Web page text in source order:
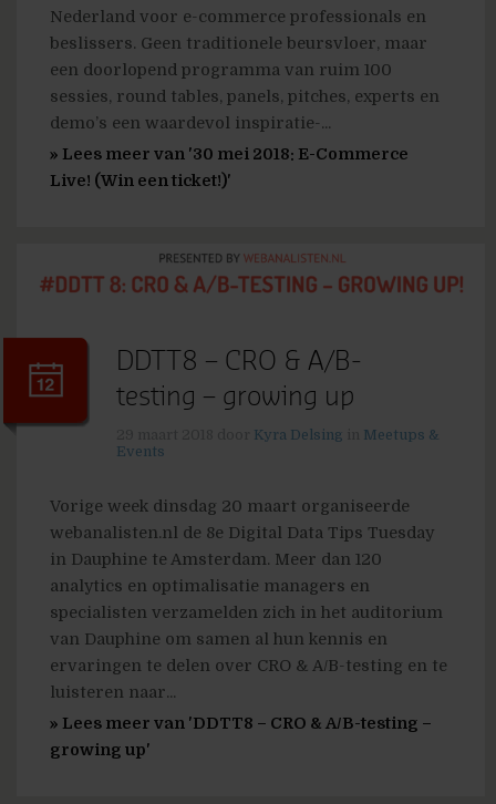
Nederland voor e-commerce professionals en
beslissers. Geen traditionele beursvloer, maar
een doorlopend programma van ruim 100
sessies, round tables, panels, pitches, experts en
demo’s een waardevol inspiratie-...
» Lees meer van '30 mei 2018: E-Commerce
Live! (Win een ticket!)'
DDTT8 – CRO & A/B-
testing – growing up
Kyra Delsing
Meetups &
Events
Vorige week dinsdag 20 maart organiseerde
webanalisten.nl de 8e Digital Data Tips Tuesday
in Dauphine te Amsterdam. Meer dan 120
analytics en optimalisatie managers en
specialisten verzamelden zich in het auditorium
van Dauphine om samen al hun kennis en
ervaringen te delen over CRO & A/B-testing en te
luisteren naar...
» Lees meer van 'DDTT8 – CRO & A/B-testing –
growing up'